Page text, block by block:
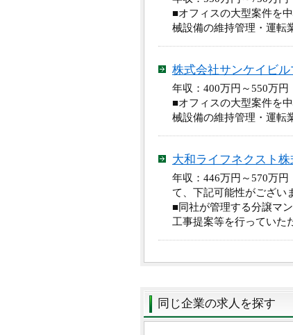
■オフィスの大型案件を
械設備の維持管理・運転
株式会社サンケイビ
年収：400万円～550万
■オフィスの大型案件を
械設備の維持管理・運転
大和ライフネクスト
年収：446万円～570万
て、下記可能性がござい
■同社が管理する分譲マ
工事提案等を行ってい
同じ企業の求人を探す